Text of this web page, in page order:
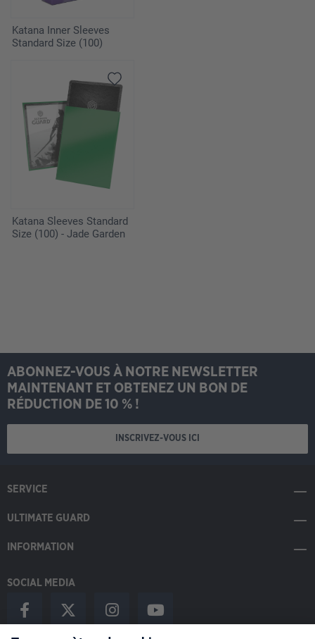
Katana Inner Sleeves
Standard Size (100)
Katana Sleeves Standard
Size (100) - Jade Garden
ABONNEZ-VOUS À NOTRE NEWSLETTER
MAINTENANT ET OBTENEZ UN BON DE
RÉDUCTION DE 10 % !
INSCRIVEZ-VOUS ICI
SERVICE
ULTIMATE GUARD
INFORMATION
SOCIAL MEDIA